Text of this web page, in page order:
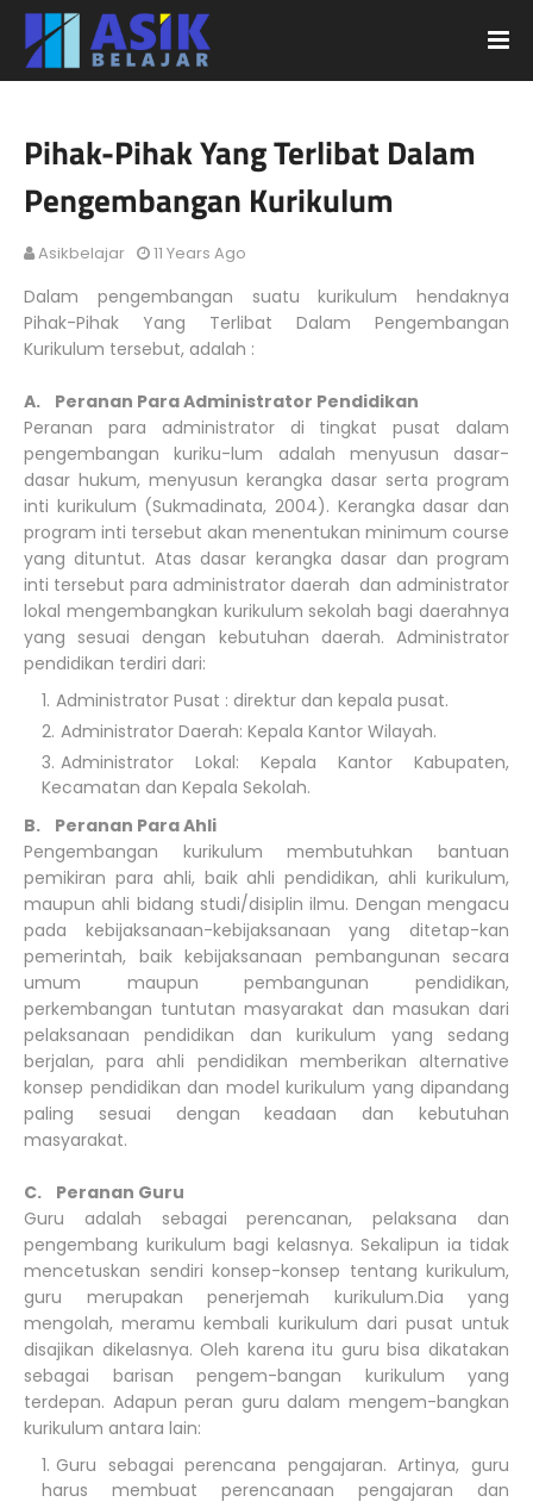
Pihak-Pihak Yang Terlibat Dalam
Pengembangan Kurikulum
Asikbelajar 11 Years Ago
Dalam pengembangan suatu kurikulum hendaknya
Pihak-Pihak Yang Terlibat Dalam Pengembangan
Kurikulum tersebut, adalah :
A. Peranan Para Administrator Pendidikan
Peranan para administrator di tingkat pusat dalam
pengembangan kuriku-lum adalah menyusun dasar-
dasar hukum, menyusun kerangka dasar serta program
inti kurikulum (Sukmadinata, 2004). Kerangka dasar dan
program inti tersebut akan menentukan minimum course
yang dituntut. Atas dasar kerangka dasar dan program
inti tersebut para administrator daerah dan administrator
lokal mengembangkan kurikulum sekolah bagi daerahnya
yang sesuai dengan kebutuhan daerah. Administrator
pendidikan terdiri dari:
Administrator Pusat : direktur dan kepala pusat.
Administrator Daerah: Kepala Kantor Wilayah.
Administrator Lokal: Kepala Kantor Kabupaten,
Kecamatan dan Kepala Sekolah.
B. Peranan Para Ahli
Pengembangan kurikulum membutuhkan bantuan
pemikiran para ahli, baik ahli pendidikan, ahli kurikulum,
maupun ahli bidang studi/disiplin ilmu. Dengan mengacu
pada kebijaksanaan-kebijaksanaan yang ditetap-kan
pemerintah, baik kebijaksanaan pembangunan secara
umum maupun pembangunan pendidikan,
perkembangan tuntutan masyarakat dan masukan dari
pelaksanaan pendidikan dan kurikulum yang sedang
berjalan, para ahli pendidikan memberikan alternative
konsep pendidikan dan model kurikulum yang dipandang
paling sesuai dengan keadaan dan kebutuhan
masyarakat.
C. Peranan Guru
Guru adalah sebagai perencanan, pelaksana dan
pengembang kurikulum bagi kelasnya. Sekalipun ia tidak
mencetuskan sendiri konsep-konsep tentang kurikulum,
guru merupakan penerjemah kurikulum.Dia yang
mengolah, meramu kembali kurikulum dari pusat untuk
disajikan dikelasnya. Oleh karena itu guru bisa dikatakan
sebagai barisan pengem-bangan kurikulum yang
terdepan. Adapun peran guru dalam mengem-bangkan
kurikulum antara lain:
Guru sebagai perencana pengajaran. Artinya, guru
harus membuat perencanaan pengajaran dan